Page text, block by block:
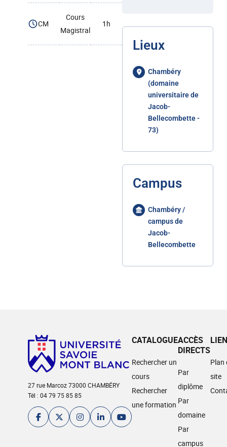
CM
Cours
Magistral
1h
Lieux
Chambéry
(domaine
universitaire de
Jacob-
Bellecombette -
73)
Campus
Chambéry /
campus de
Jacob-
Bellecombette
27 rue Marcoz 73000 CHAMBÉRY
Tél : 04 79 75 85 85
CATALOGUE
Rechercher un
cours
Rechercher
une formation
ACCÈS
DIRECTS
Par
diplôme
Par
domaine
Par
campus
Plan
site